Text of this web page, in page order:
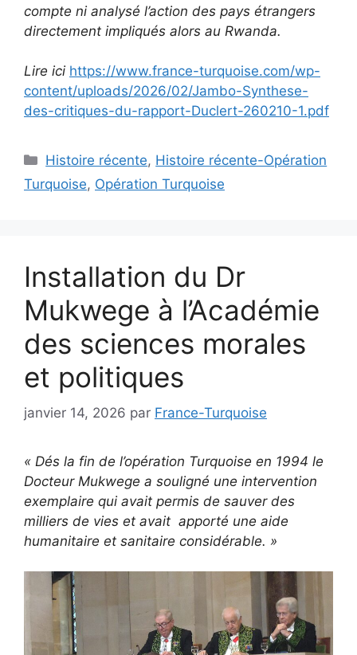
compte ni analysé l’action des pays étrangers
directement impliqués alors au Rwanda.
Lire ici https://www.france-turquoise.com/wp-
content/uploads/2026/02/Jambo-Synthese-
des-critiques-du-rapport-Duclert-260210-1.pdf
Catégories
Histoire récente, Histoire récente-Opération
Turquoise, Opération Turquoise
Installation du Dr
Mukwege à l’Académie
des sciences morales
et politiques
janvier 14, 2026 par France-Turquoise
« Dés la fin de l’opération Turquoise en 1994 le
Docteur Mukwege a souligné une intervention
exemplaire qui avait permis de sauver des
milliers de vies et avait apporté une aide
humanitaire et sanitaire considérable. »